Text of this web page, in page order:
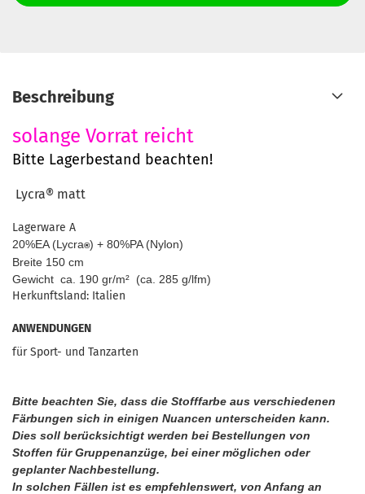
Beschreibung
solange Vorrat reicht
Bitte Lagerbestand beachten!
Lycra® matt
Lagerware A
20%EA (Lycra®) + 80%PA (Nylon)
Breite 150 cm
Gewicht ca. 190 gr/m² (ca. 285 g/lfm)
Herkunftsland: Italien
ANWENDUNGEN
für Sport- und Tanzarten
Bitte beachten Sie, dass die Stofffarbe aus verschiedenen
Färbungen sich in einigen Nuancen unterscheiden kann.
Dies soll berücksichtigt werden bei Bestellungen von
Stoffen für Gruppenanzüge, bei einer möglichen oder
geplanter Nachbestellung.
In solchen Fällen ist es empfehlenswert, von Anfang an